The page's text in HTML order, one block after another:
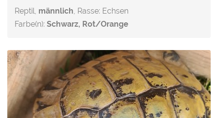
Reptil, männlich, Rasse: Echsen
Farbe(n): Schwarz, Rot/Orange